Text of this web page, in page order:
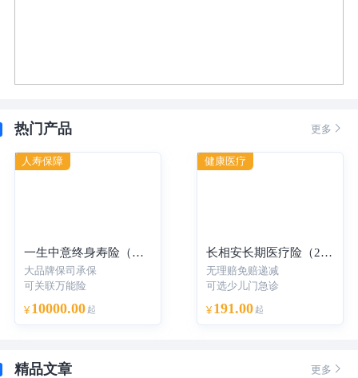
热门产品 更多 
一生中意终身寿险（分红型）-年交
大品牌保司承保
可关联万能险
¥ 10000.00 起
人寿保障
长相安长期医疗险（20年保证续保）—个人版
无理赔免赔递减
可选少儿门急诊
¥ 191.00 起
健康医疗
精品文章 更多 